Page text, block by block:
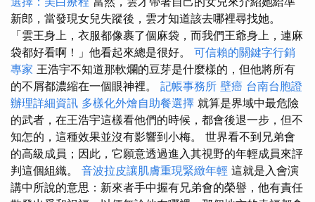
新郎，當發現女兒失蹤後，雲才知道該去哪裡尋找她。
「雲王身上，衣服都像裹了個麻袋，而我們王爺身上，連麻
袋都好看啊！」他看起來總是很好。 可信賴的關鍵字行銷
專家 王浩宇不知道那軟爛的豆芽是什麼樣的，但他將所有
的不屑都濃縮在一個眼神裡。 記帳事務所 壁癌 台南台胞證
辦理詳細資訊 多樣化外燴自助餐選擇 就算是界域中最危險
的武者，在王浩宇這樣看他們的時候，都會後退一步，但不
知怎的，這種效果並沒有影響到小梅。 世界看不到兄弟會
的高級成員；因此，它願意透過進入其視野的年輕成員來評
判這個組織。 音波拉皮讓肌膚重現緊緻年輕 這就是入會演
講中所說的意思：新來者手中握有兄弟會的榮譽，他有責任